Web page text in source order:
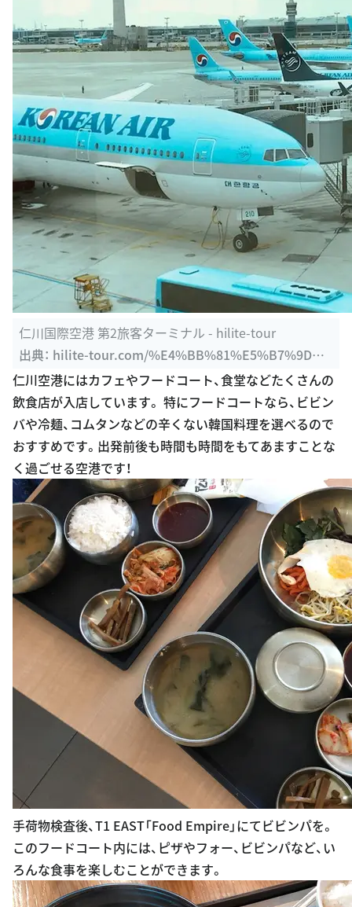
仁川国際空港 第2旅客ターミナル - hilite-tour
出典： hilite-tour.com/%E4%BB%81%E5%B7%9D%E
5%9B%BD%E9%9A%9B%E7%A9%BA%E6%B8%AF-
%E7%AC%AC%EF%BC%92%E6%97%85%E5%AE%
A2%E3%82%BF%E3%83%BC%E3%83%9F%E3%8
3%8A%E3%83%AB
仁川空港にはカフェやフードコート、食堂などたくさんの
飲食店が入店しています。 特にフードコートなら、ビビン
バや冷麺、コムタンなどの辛くない韓国料理を選べるので
おすすめです。出発前後も時間も時間をもてあますことな
く過ごせる空港です！
手荷物検査後、T1 EAST「Food Empire」にてビビンパを。
このフードコート内には、ピザやフォー、ビビンパなど、い
ろんな食事を楽しむことができます。